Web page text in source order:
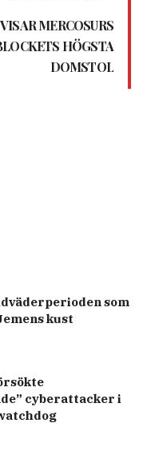
MERCOSURS
HÖGSTA
DOMSTOL
som
kust
cyberattacker i